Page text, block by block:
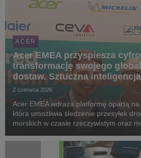
ACER
Acer EMEA przyspiesza
transformację swojego
dostaw. Sztuczna
ulepszyć pracę sieci
2 czerwca 2026
Acer EMEA wdraża platformę opartą na
która umożliwia śledzenie przesyłek
morskich w czasie rzeczywistym oraz